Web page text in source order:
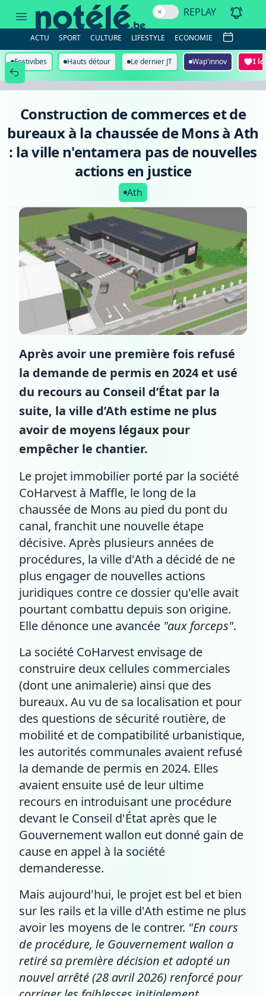
commerces
bureaux
chaussée
de
n'entamera
justice
REPLAY
ACTU SPORT CULTURE LIFESTYLE ECONOMIE
Festivibes Hauts détour Le dernier JT Wap'innov I
Construction de commerces et de
bureaux à la chaussée de Mons à Ath
: la ville n'entamera pas de nouvelles
actions en justice
Ath
Après avoir une première fois refusé
la demande de permis en 2024 et usé
du recours au Conseil d’État par la
suite, la ville d’Ath estime ne plus
avoir de moyens légaux pour
empêcher le chantier.
Le projet immobilier porté par la société
CoHarvest à Maffle, le long de la
chaussée de Mons au pied du pont du
canal, franchit une nouvelle étape
décisive. Après plusieurs années de
procédures, la ville d'Ath a décidé de ne
plus engager de nouvelles actions
juridiques contre ce dossier qu'elle avait
pourtant combattu depuis son origine.
Elle dénonce une avancée "aux forceps".
La société CoHarvest envisage de
construire deux cellules commerciales
(dont une animalerie) ainsi que des
bureaux. Au vu de sa localisation et pour
des questions de sécurité routière, de
mobilité et de compatibilité urbanistique,
les autorités communales avaient refusé
la demande de permis en 2024. Elles
avaient ensuite usé de leur ultime
recours en introduisant une procédure
devant le Conseil d'État après que le
Gouvernement wallon eut donné gain de
cause en appel à la société
demanderesse.
Mais aujourd'hui, le projet est bel et bien
sur les rails et la ville d'Ath estime ne plus
avoir les moyens de le contrer. "En cours
de procédure, le Gouvernement wallon a
retiré sa première décision et adopté un
nouvel arrêté (28 avril 2026) renforcé pour